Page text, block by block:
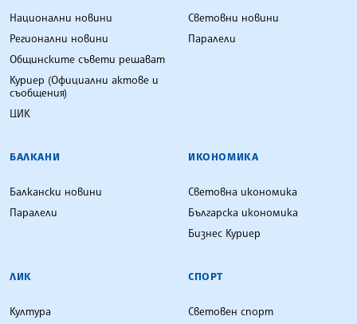
Национални новини
Регионални новини
Общинските съвети решават
Куриер (Официални актове и
съобщения)
ЦИК
Световни новини
Паралели
БАЛКАНИ
Балкански новини
Паралели
ИКОНОМИКА
Световна икономика
Българска икономика
Бизнес Куриер
ЛИК
Култура
СПОРТ
Световен спорт